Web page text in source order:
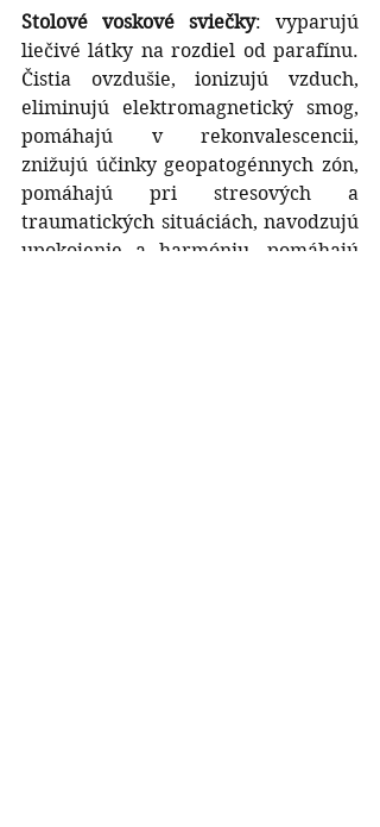
Stolové voskové sviečky: vyparujú
liečivé látky na rozdiel od parafínu.
Čistia ovzdušie, ionizujú vzduch,
eliminujú elektromagnetický smog,
pomáhajú v rekonvalescencii,
znižujú účinky geopatogénnych zón,
pomáhajú pri stresových a
traumatických situáciách, navodzujú
upokojenie a harmóniu, pomáhajú